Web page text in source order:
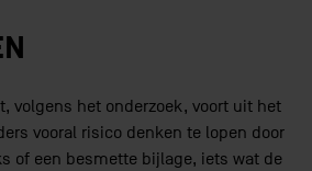
volgens het onderzoek, voort uit het
vooral risico denken te lopen door
of een besmette bijlage, iets wat de